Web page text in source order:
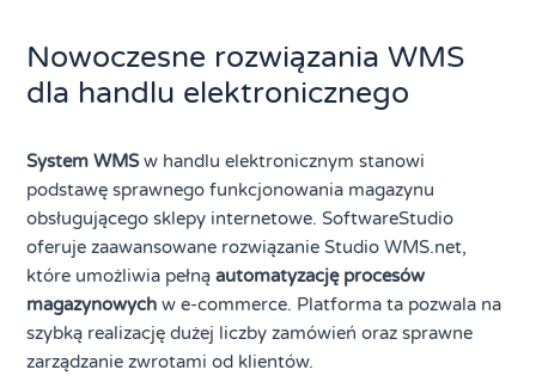
Nowoczesne rozwiązania WMS
dla handlu elektronicznego
System WMSw handlu elektronicznym stanowi
podstawę sprawnego funkcjonowania magazynu
obsługującego sklepy internetowe. SoftwareStudio
oferuje zaawansowane rozwiązanie Studio WMS.net,
które umożliwia pełną automatyzację procesów
magazynowychw e-commerce. Platforma ta pozwala na
szybką realizację dużej liczby zamówień oraz sprawne
zarządzanie zwrotami od klientów.